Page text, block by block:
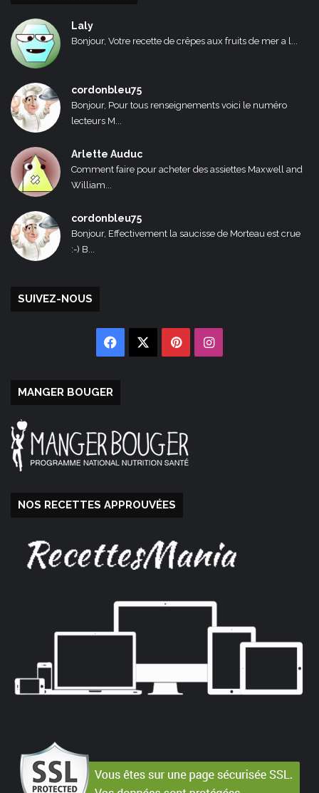
Laly
Bonjour, Votre recette de crêpes aux fruits de mer a l...
cordonbleu75
Bonjour, Pour tous renseignements voici le numéro
lecteurs M...
Arlette Auduc
Comment faire pour acheter des assiettes Maxwell and
William...
cordonbleu75
Bonjour, Effectivement la saucisse de Morteau est crue
:-) B...
SUIVEZ-NOUS
Facebook PinterestInstagram
MANGER BOUGER
NOS RECETTES APPROUVÉES